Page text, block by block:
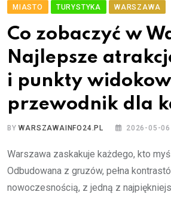
MIASTO TURYSTYKA WARSZAWA
Co zobaczyć w
Najlepsze
i punkty
przewodnik dla
BYWARSZAWAINFO24.PL 2026-05-06
Warszawa zaskakuje każdego, kto
Odbudowana z gruzów, pełna
nowoczesnością, z jedną z